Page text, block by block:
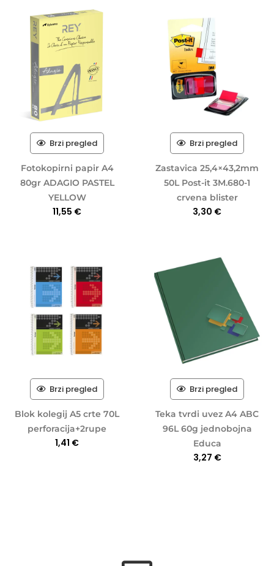
Brzi pregled
Fotokopirni papir A4
80gr ADAGIO PASTEL
YELLOW
11,55 €
Brzi pregled
Zastavica 25,4×43,2mm
50L Post-it 3M.680-1
crvena blister
3,30 €
Brzi pregled
Blok kolegij A5 crte 70L
perforacija+2rupe
1,41 €
Brzi pregled
Teka tvrdi uvez A4 ABC
96L 60g jednobojna
Educa
3,27 €